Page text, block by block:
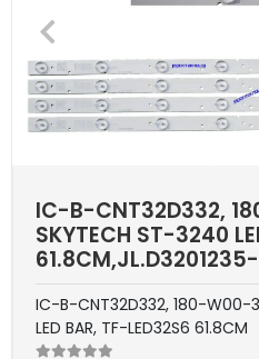
IC-B-CNT32D332,
SKYTECH ST-3240
IC-B-CNT32D332, 180-W00-
LED BAR, TF-LED32S6 61.8CM